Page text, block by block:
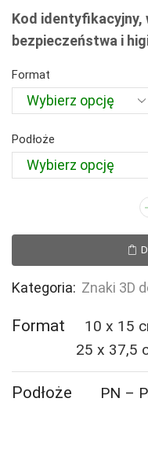
Kod identyfikacyjny,
bezpieczeństwa i
Format
Podłoże
Kategoria: Znaki 3D
Format
10 x 15
25 x 37,5
Podłoże PN –